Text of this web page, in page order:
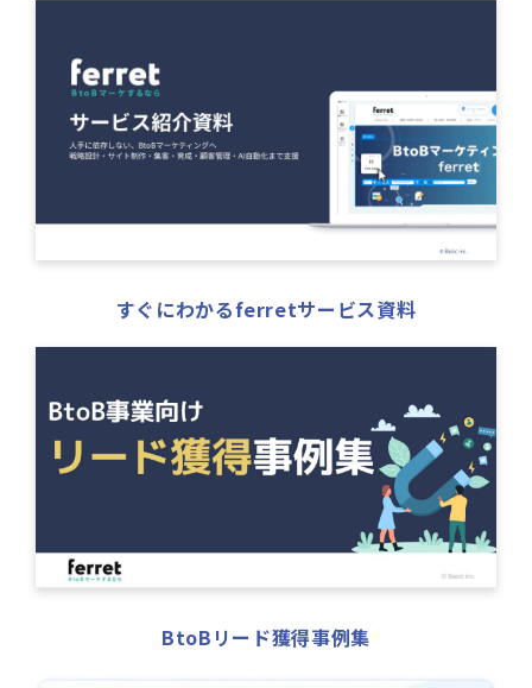
すぐにわかるferretサービス資料
BtoBリード獲得事例集